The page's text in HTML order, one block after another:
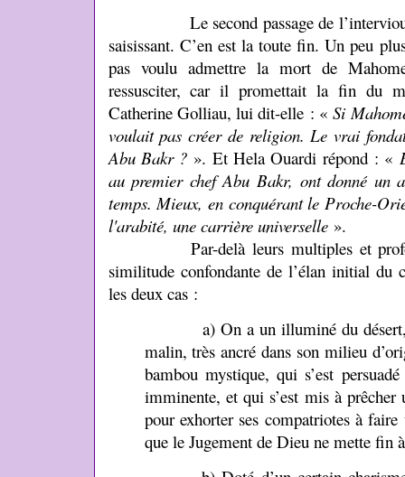
Le second passage de l’interviou
saisissant. C’en est la toute fin. Un peu
pas voulu admettre la mort de
ressusciter, car il promettait la fin du
Catherine Golliau, lui dit-elle : «Si
voulait pas créer de religion. Le vrai
Abu Bakr ? ». Et Hela Ouardi répond : «
au premier chef Abu Bakr, ont donné un
temps. Mieux, en conquérant le Proche-
l'arabité, une carrière universelle».
Par-delà leurs multiples et
similitude confondante de l’élan initial du
les deux cas :
a) On a un illuminé du désert,
malin, très ancré dans son milieu
bambou mystique, qui s’est
imminente, et qui s’est mis à
pour exhorter ses compatriotes à
que le Jugement de Dieu ne mette fin